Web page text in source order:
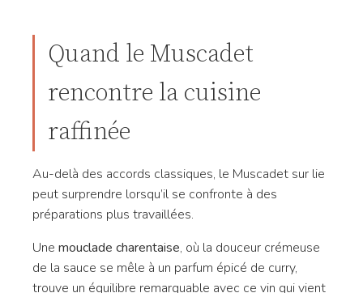
Quand le Muscadet
rencontre la cuisine
raffinée
Au-delà des accords classiques, le Muscadet sur lie
peut surprendre lorsqu’il se confronte à des
préparations plus travaillées.
Une mouclade charentaise, où la douceur crémeuse
de la sauce se mêle à un parfum épicé de curry,
trouve un équilibre remarquable avec ce vin qui vient